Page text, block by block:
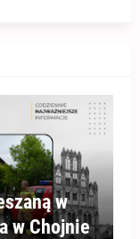
w
w Chojnie